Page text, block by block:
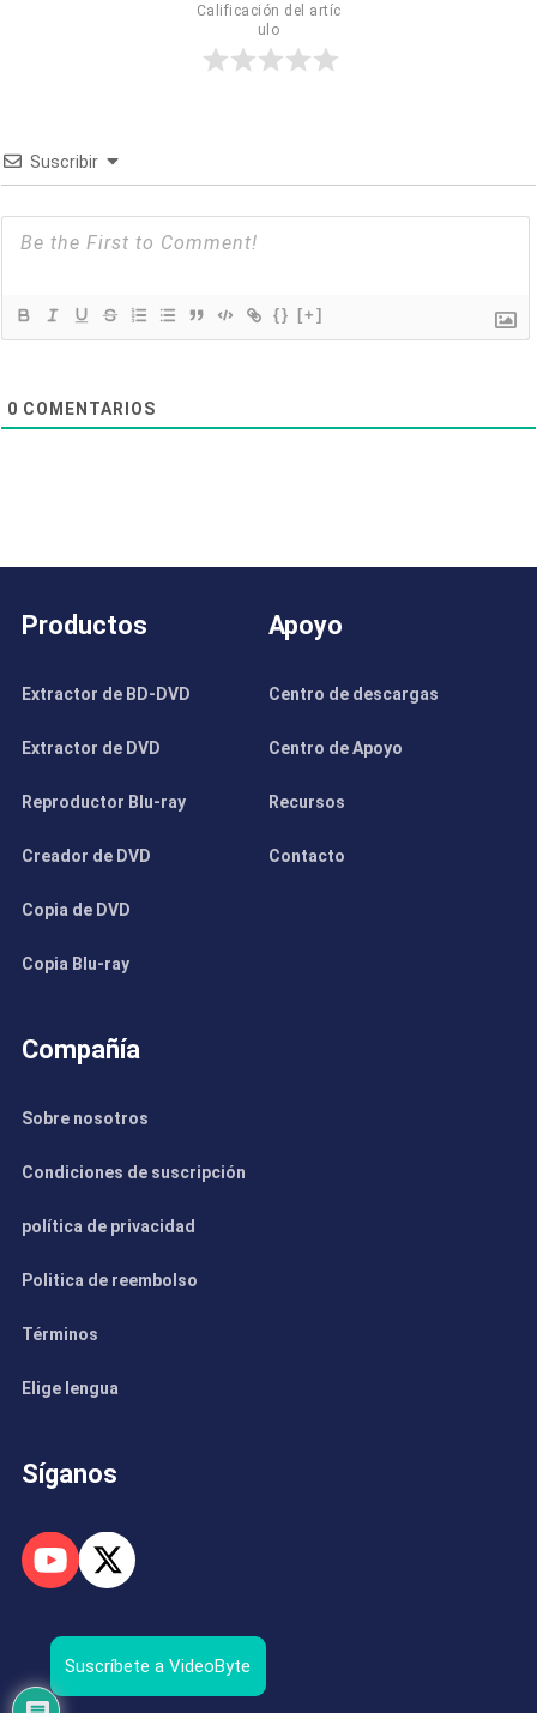
Calificación del artíc
ulo
Suscribir
{} [+]
0 COMENTARIOS
Productos
Extractor de BD-DVD
Extractor de DVD
Reproductor Blu-ray
Creador de DVD
Copia de DVD
Copia Blu-ray
Apoyo
Centro de descargas
Centro de Apoyo
Recursos
Contacto
Compañía
Sobre nosotros
Condiciones de suscripción
política de privacidad
Politica de reembolso
Términos
Elige lengua
Síganos
Suscríbete a VideoByte